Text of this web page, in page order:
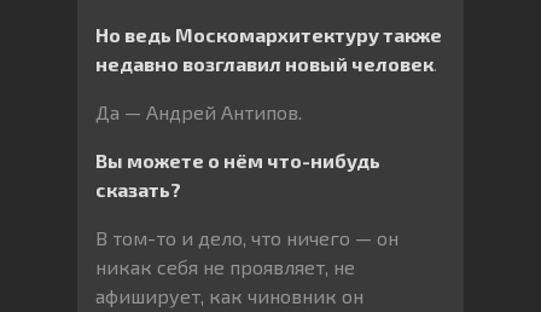
Но ведь Москомархитектуру также
недавно возглавил новый человек.
Да — Андрей Антипов.
Вы можете о нём что-нибудь
сказать?
В том-то и дело, что ничего — он
никак себя не проявляет, не
афиширует, как чиновник он